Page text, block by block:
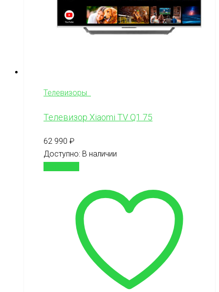
Телевизоры
Телевизор Xiaomi TV Q1 75
62 990 ₽
Доступно: В наличии